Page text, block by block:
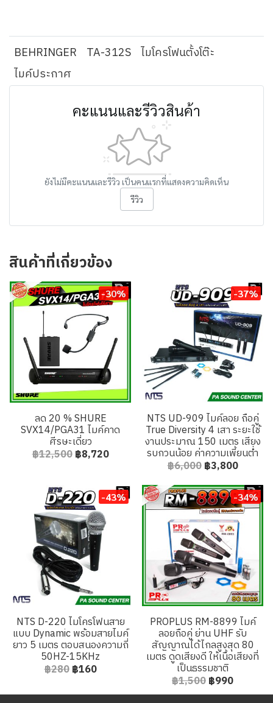
BEHRINGER TA-312S ไมโครโฟนตั้งโต๊ะ
ไมค์ประกาศ
คะแนนและรีวิวสินค้า
ยังไม่มีคะแนนและรีวิว เป็นคนแรกที่แสดงความคิดเห็น
รีวิว
สินค้าที่เกี่ยวข้อง
-30%
ลด 20 % SHURE
SVX14/PGA31 ไมค์คาด
ศีรษะเดี่ยว
฿12,500 ฿8,720
-37%
NTS UD-909 ไมค์ลอย ถือคู่
True Diversity 4 เสา ระยะใช้
งานประมาณ 150 เมตร เสียง
รบกวนน้อย ค่าความเพี้ยนต่ำ
฿6,000 ฿3,800
-43%
NTS D-220 ไมโครโฟนสาย
แบบ Dynamic พร้อมสายไมค์
ยาว 5 เมตร ตอบสนองความถี่
50HZ-15KHz
฿280 ฿160
-34%
PROPLUS RM-8899 ไมค์
ลอยถือคู่ ย่าน UHF รับ
สัญญาณได้ไกลสูงสุด 80
เมตร ดูดเสียงดี ให้เนื้อเสียงที่
เป็นธรรมชาติ
฿1,500฿990